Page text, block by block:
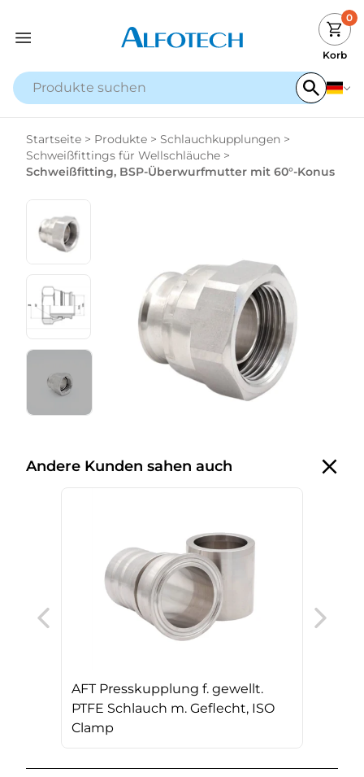
0
Korb
Startseite > Produkte > Schlauchkupplungen >
Schweißfittings für Wellschläuche >
Schweißfitting, BSP-Überwurfmutter mit 60°-Konus
Andere Kunden sahen auch
AFT Presskupplung f. gewellt.
PTFE Schlauch m. Geflecht, ISO
Clamp